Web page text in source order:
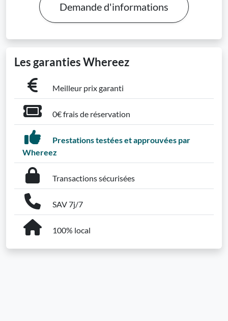
Demande d'informations
Les garanties Whereez
Meilleur prix garanti
0€ frais de réservation
Prestations testées et approuvées par
Whereez
Transactions sécurisées
SAV 7j/7
100% local